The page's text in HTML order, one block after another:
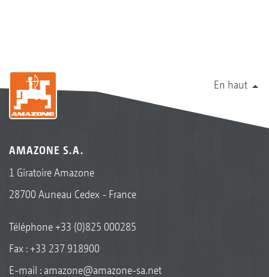
En haut
AMAZONE S.A.
1 Giratoire Amazone
28700 Auneau Cedex - France
Téléphone+33 (0)825 000285
Fax : +33 237 918900
E-mail : amazone@amazone-sa.net